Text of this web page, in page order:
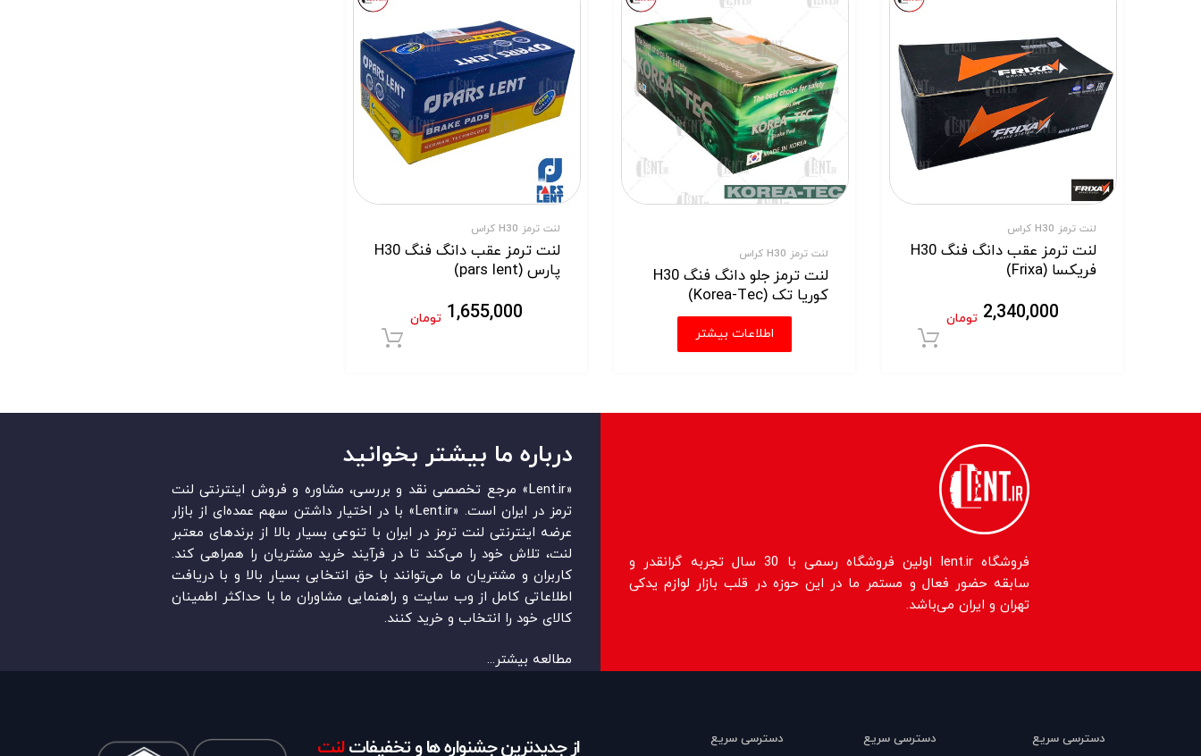
لنت ترمز H30 کراس
لنت ترمز عقب دانگ فنگ H30
فریکسا (Frixa)
2,340,000 تومان
لنت ترمز H30 کراس
لنت ترمز جلو دانگ فنگ H30
کوریا تک (Korea-Tec)
اطلاعات بیشتر
لنت ترمز H30 کراس
لنت ترمز عقب دانگ فنگ H30
پارس (pars lent)
1,655,000 تومان
فروشگاه lent.ir اولین فروشگاه رسمی با 30 سال تجربه گرانقدر و
سابقه حضور فعال و مستمر ما در این حوزه در قلب بازار لوازم یدکی
تهران و ایران می‌باشد.
درباره ما بیشتر بخوانید
«Lent.ir» مرجع تخصصی نقد و بررسی، مشاوره و فروش اینترنتی لنت
ترمز در ایران است. «Lent.ir» با در اختیار داشتن سهم عمده‏‌ای از بازار
عرضه اینترنتی لنت ترمز در ایران با تنوعی بسیار بالا از برندهای معتبر
لنت، تلاش خود را می‌‏‏کند تا در فرآیند خرید مشتریان را همراهی کند.
کاربران و مشتریان ما می‏‏‌توانند با حق انتخابی بسیار بالا و با دریافت
اطلاعاتی کامل از وب سایت و راهنمایی مشاوران ما با حداکثر اطمینان
کالای خود را انتخاب و خرید کنند.
مطالعه بیشتر...
دسترسی سریع دسترسی سریع دسترسی سریع از جدیدترین جشنواره ها و تخفیفاتلنت